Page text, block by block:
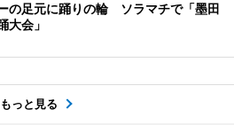
の足元に踊りの輪 ソラマチで「墨田
大会」
もっと見る